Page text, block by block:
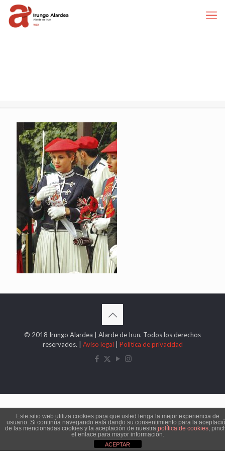
© 2018 Irungo Alardea | Alarde de Irun. Todos los derechos
reservados. | Aviso legal Política de privacidad
Este sitio web utiliza cookies para que usted tenga la mejor experiencia de
usuario. Si continúa navegando está dando su consentimiento para la
de las mencionadas cookies y la aceptación de nuestra política de cookies,
el enlace para mayor información.
ACEPTAR